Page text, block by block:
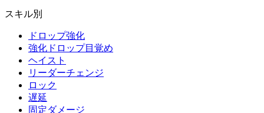
スキル別
ドロップ強化
強化ドロップ目覚め
ヘイスト
リーダーチェンジ
ロック
遅延
固定ダメージ